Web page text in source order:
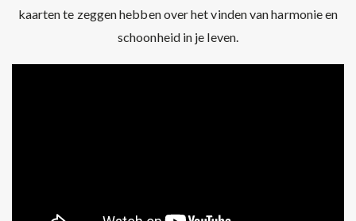
kaarten te zeggen hebben over het vinden van harmonie en
schoonheid in je leven.